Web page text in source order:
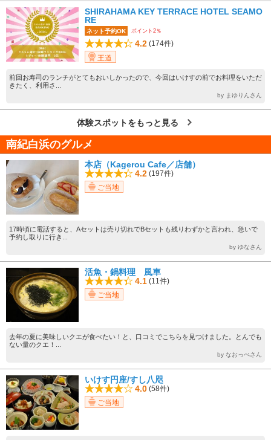
SHIRAHAMA KEY TERRACE HOTEL SEAMO
RE
ネット予約OK ポイント2％
4.2 (174件)
王道
前回お寿司のランチがとてもおいしかったので、今回はいけすの前でお料理をいただ
きたく、利用さ...
by まゆりんさん
体験スポットをもっと見る
南紀白浜のグルメ
本店（Kagerou Cafe／店舗）
4.2 (197件)
ご当地
17時頃に電話すると、Aセットは売り切れでBセットも残りわずかと言われ、急いで
予約し取りに行き...
by ゆなさん
活魚・鍋料理 風車
4.1 (11件)
ご当地
去年の夏に美味しいクエが食べたい！と、口コミでこちらを見つけました。とんでも
ない量のクエ！...
by なおっぺさん
いけす円座/すし八咫
4.0 (58件)
ご当地